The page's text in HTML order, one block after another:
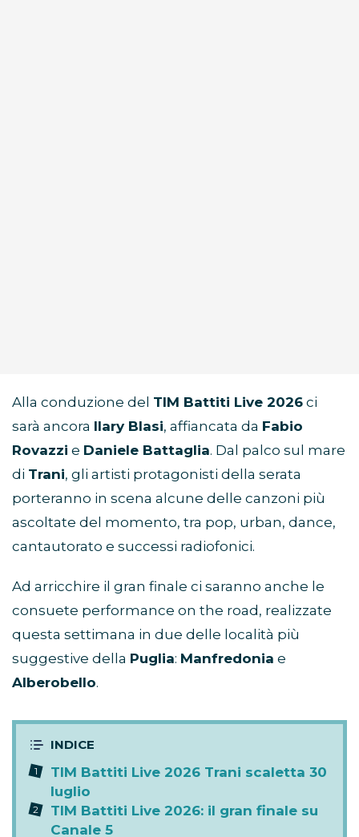
Alla conduzione del TIM Battiti Live 2026 ci
sarà ancora Ilary Blasi, affiancata da Fabio
Rovazzi e Daniele Battaglia. Dal palco sul mare
di Trani, gli artisti protagonisti della serata
porteranno in scena alcune delle canzoni più
ascoltate del momento, tra pop, urban, dance,
cantautorato e successi radiofonici.
Ad arricchire il gran finale ci saranno anche le
consuete performance on the road, realizzate
questa settimana in due delle località più
suggestive della Puglia: Manfredonia e
Alberobello.
TIM Battiti Live 2026 Trani scaletta 30
luglio
TIM Battiti Live 2026: il gran finale su
Canale 5